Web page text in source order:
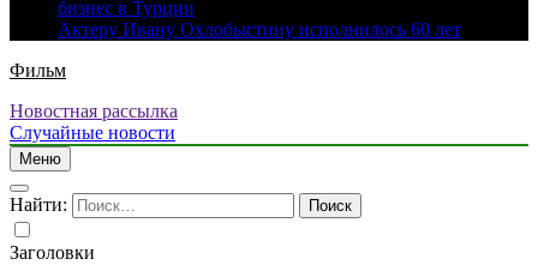
бизнес в Турции
Актеру Ивану Охлобыстину исполнилось 60 лет
Фильм
Новостная рассылка
Случайные новости
Меню
Найти:
Заголовки